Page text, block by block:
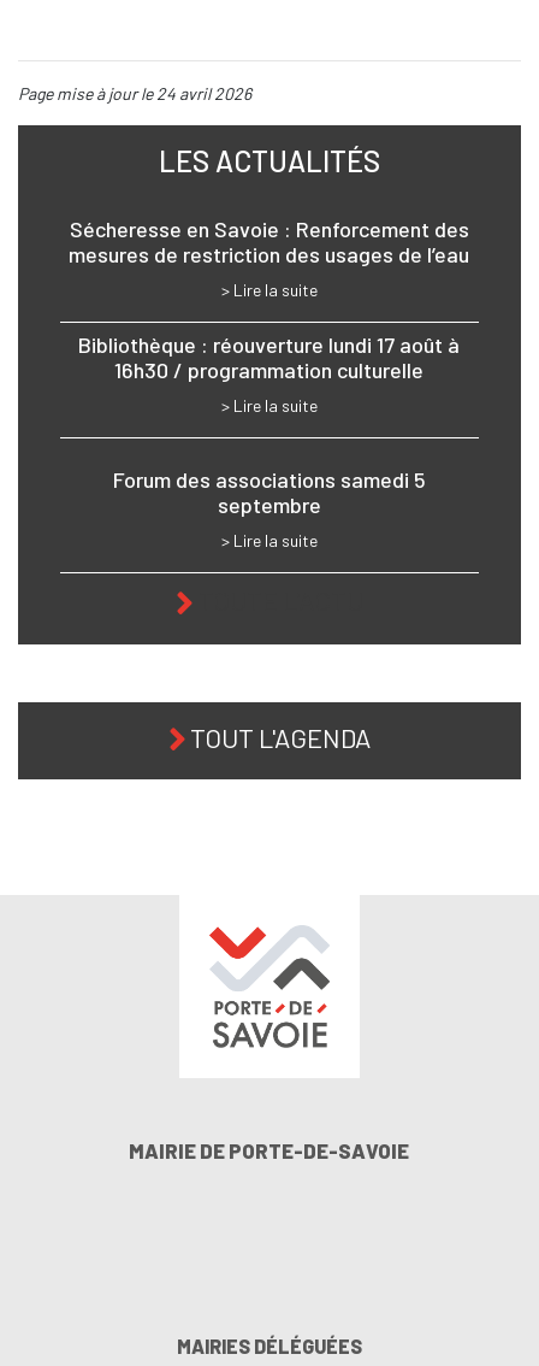
Page mise à jour le 24 avril 2026
LES ACTUALITÉS
Sécheresse en Savoie : Renforcement des
mesures de restriction des usages de l’eau
> Lire la suite
Bibliothèque : réouverture lundi 17 août à
16h30 / programmation culturelle
> Lire la suite
Forum des associations samedi 5
septembre
> Lire la suite
TOUT L'AGENDA
MAIRIE DE PORTE-DE-SAVOIE
MAIRIES DÉLÉGUÉES